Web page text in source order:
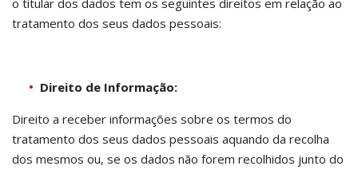
o titular dos dados tem os seguintes direitos em relação ao
tratamento dos seus dados pessoais:
Direito de Informação:
Direito a receber informações sobre os termos do
tratamento dos seus dados pessoais aquando da recolha
dos mesmos ou, se os dados não forem recolhidos junto do